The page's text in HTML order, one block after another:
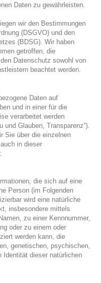
Daten zu gewährleisten.
wir den Bestimmungen
(DSGVO) und den
(BDSG). Wir haben
getroffen, die
Datenschutz sowohl von
beachtet werden.
Daten auf
und in einer für die
verarbeitet werden
und Glauben, Transparenz“).
Sie über die einzelnen
in dieser
die sich auf eine
Person (im Folgenden
wird eine natürliche
insbesondere mittels
zu einer Kennnummer,
oder zu einem oder
werden kann, die
genetischen, psychischen,
Identität dieser natürlichen